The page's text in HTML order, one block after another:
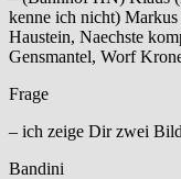
kenne ich nicht)
Haustein, Naechste
Gensmantel, Worf
Frage
– ich zeige Dir zwei
Bandini